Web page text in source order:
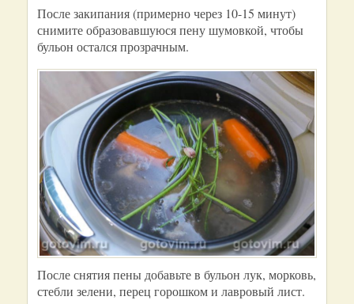
После закипания (примерно через 10-15 минут)
снимите образовавшуюся пену шумовкой, чтобы
бульон остался прозрачным.
После снятия пены добавьте в бульон лук, морковь,
стебли зелени, перец горошком и лавровый лист.